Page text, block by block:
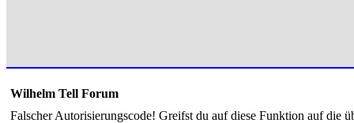
Wilhelm Tell Forum
Falscher Autorisierungscode! Greifst du auf diese Funktion auf die